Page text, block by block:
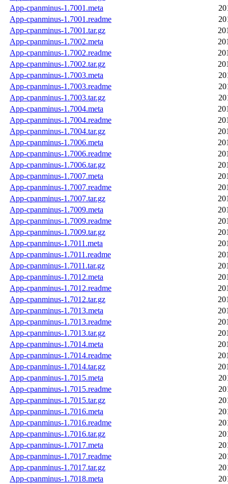
App-cpanminus-1.7001.meta
App-cpanminus-1.7001.readme
App-cpanminus-1.7001.tar.gz
App-cpanminus-1.7002.meta
App-cpanminus-1.7002.readme
App-cpanminus-1.7002.tar.gz
App-cpanminus-1.7003.meta
App-cpanminus-1.7003.readme
App-cpanminus-1.7003.tar.gz
App-cpanminus-1.7004.meta
App-cpanminus-1.7004.readme
App-cpanminus-1.7004.tar.gz
App-cpanminus-1.7006.meta
App-cpanminus-1.7006.readme
App-cpanminus-1.7006.tar.gz
App-cpanminus-1.7007.meta
App-cpanminus-1.7007.readme
App-cpanminus-1.7007.tar.gz
App-cpanminus-1.7009.meta
App-cpanminus-1.7009.readme
App-cpanminus-1.7009.tar.gz
App-cpanminus-1.7011.meta
App-cpanminus-1.7011.readme
App-cpanminus-1.7011.tar.gz
App-cpanminus-1.7012.meta
App-cpanminus-1.7012.readme
App-cpanminus-1.7012.tar.gz
App-cpanminus-1.7013.meta
App-cpanminus-1.7013.readme
App-cpanminus-1.7013.tar.gz
App-cpanminus-1.7014.meta
App-cpanminus-1.7014.readme
App-cpanminus-1.7014.tar.gz
App-cpanminus-1.7015.meta
App-cpanminus-1.7015.readme
App-cpanminus-1.7015.tar.gz
App-cpanminus-1.7016.meta
App-cpanminus-1.7016.readme
App-cpanminus-1.7016.tar.gz
App-cpanminus-1.7017.meta
App-cpanminus-1.7017.readme
App-cpanminus-1.7017.tar.gz
App-cpanminus-1.7018.meta